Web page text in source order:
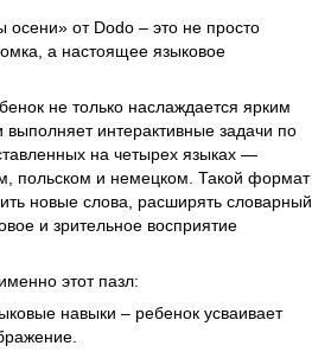
от Dodo – это не просто
а настоящее языковое
не только наслаждается ярким
интерактивные задачи по
на четырех языках —
польском и немецком. Такой формат
новые слова, расширять словарный
и зрительное восприятие
этот пазл:
навыки – ребенок усваивает